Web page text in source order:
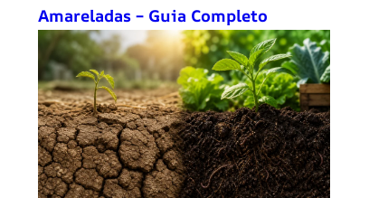
Amareladas – Guia Completo